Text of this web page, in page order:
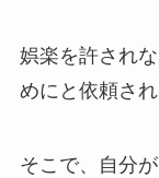
娯楽を許され
めにと依頼さ
そこで、自分